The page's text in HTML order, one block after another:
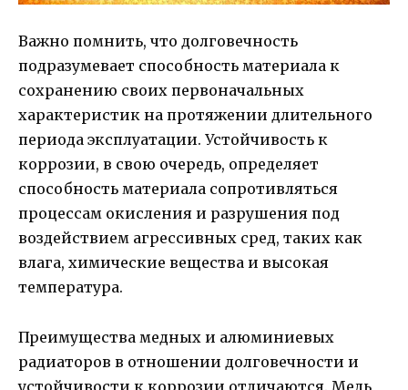
Важно помнить, что долговечность
подразумевает способность материала к
сохранению своих первоначальных
характеристик на протяжении длительного
периода эксплуатации. Устойчивость к
коррозии, в свою очередь, определяет
способность материала сопротивляться
процессам окисления и разрушения под
воздействием агрессивных сред, таких как
влага, химические вещества и высокая
температура.
Преимущества медных и алюминиевых
радиаторов в отношении долговечности и
устойчивости к коррозии отличаются. Медь